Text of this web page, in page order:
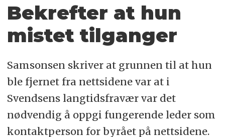
Bekrefter at hun
mistet tilganger
Samsonsen skriver at grunnen til at hun
ble fjernet fra nettsidene var at i
Svendsens langtidsfravær var det
nødvendig å oppgi fungerende leder som
kontaktperson for byrået på nettsidene.